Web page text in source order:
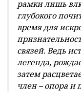
рамки лишь
глубокого
время для
связей. Ведь
легенда,
затем
член – опора и